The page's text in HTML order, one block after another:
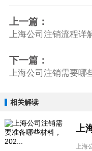
上一篇：
下一篇：
上海公司注销需要
相关解读
上海